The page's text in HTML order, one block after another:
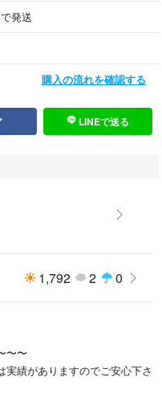
発送
購入の流れを確認する
LINEで送る
1,792 2 0
〜〜
績がありますのでご安心下さ